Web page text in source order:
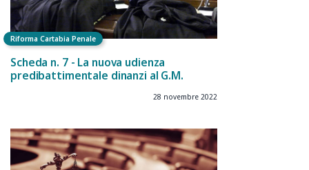
Riforma Cartabia Penale
Scheda n. 7 - La nuova udienza
predibattimentale dinanzi al G.M.
28 novembre 2022